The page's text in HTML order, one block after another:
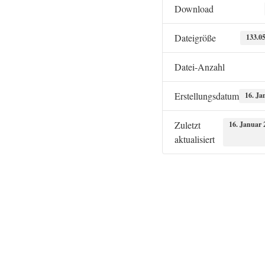
Download
Dateigröße
Datei-Anzahl
Erstellungsdatum 16.
Zuletzt
aktualisiert
16. Januar